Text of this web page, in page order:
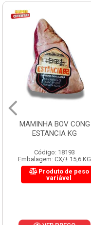
MAMINHA BOV CONG
ESTANCIA KG
Código: 18193
Embalagem: CX/± 15,6 KG
Produto de peso
variável